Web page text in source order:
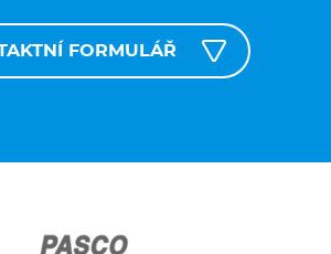
FORMULÁŘ